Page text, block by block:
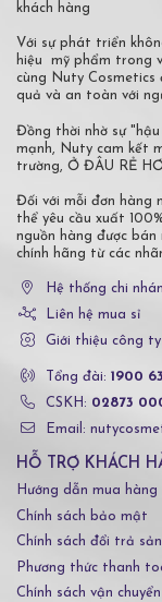
khách hàng
Với sự phát triển
hiệu mỹ phẩm trong
cùng Nuty Cosmetics
quả và an toàn với
Đồng thời nhờ sự
mạnh, Nuty cam kết
trường, Ở ĐÂU RẺ
Đối với mỗi đơn hàng
thể yêu cầu xuất
nguồn hàng được
chính hãng từ các
Hệ thống chi
Liên hệ mua sỉ
Giới thiệu công ty
Tổng đài: 1900
CSKH: 02873
Email:
HỖ TRỢ KHÁCH
Hướng dẫn mua hàng
Chính sách bảo mật
Chính sách đổi trả
Phương thức thanh
Chính sách vận